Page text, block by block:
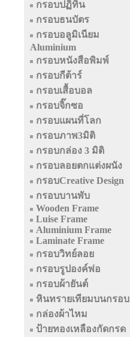
กรอบปฏิทิน
กรอบธนบัตร
กรอบอลูมิเนียม
Aluminium
กรอบหนังสือพิมพ์
กรอบกีต้าร์
กรอบเสื้อบอล
กรอบจิ๊กซอ
กรอบแผนที่โลก
กรอบภาพ3มิติ
กรอบกล่อง 3 มิติ
กรอบลอยตกแต่งผนัง
กรอบCreative Design
กรอบบานพับ
Wooden Frame
Luise Frame
Aluminium Frame
Laminate Frame
กรอบวิทย์ลอย
กรอบรูปองค์พ่อ
กรอบผ้ายันต์
หินทรายเทียมบนกรอบ
กล่องผ้าไหม
ป้ายทองเหลืองกัดกรด